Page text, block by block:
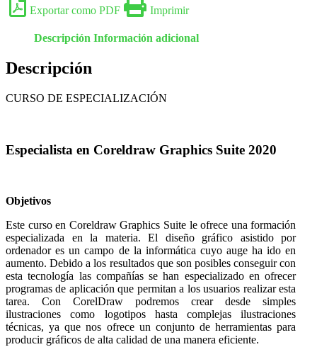
Exportar como PDF Imprimir
Descripción Información adicional
Descripción
CURSO DE ESPECIALIZACIÓN
Especialista en Coreldraw Graphics Suite 2020
Objetivos
Este curso en Coreldraw Graphics Suite le ofrece una formación
especializada en la materia. El diseño gráfico asistido por
ordenador es un campo de la informática cuyo auge ha ido en
aumento. Debido a los resultados que son posibles conseguir con
esta tecnología las compañías se han especializado en ofrecer
programas de aplicación que permitan a los usuarios realizar esta
tarea. Con CorelDraw podremos crear desde simples
ilustraciones como logotipos hasta complejas ilustraciones
técnicas, ya que nos ofrece un conjunto de herramientas para
producir gráficos de alta calidad de una manera eficiente.